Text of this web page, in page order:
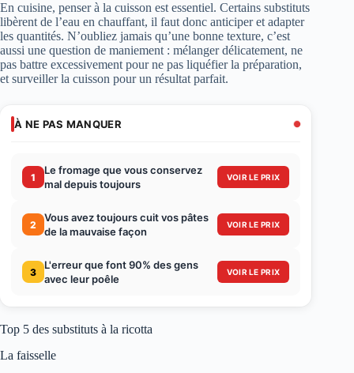
En cuisine, penser à la cuisson est essentiel. Certains substituts
libèrent de l’eau en chauffant, il faut donc anticiper et adapter
les quantités. N’oubliez jamais qu’une bonne texture, c’est
aussi une question de maniement : mélanger délicatement, ne
pas battre excessivement pour ne pas liquéfier la préparation,
et surveiller la cuisson pour un résultat parfait.
À NE PAS MANQUER
1
Le fromage que vous conservez
mal depuis toujours
VOIR LE PRIX
2
Vous avez toujours cuit vos pâtes
de la mauvaise façon
VOIR LE PRIX
3
L'erreur que font 90% des gens
avec leur poêle
VOIR LE PRIX
Top 5 des substituts à la ricotta
La faisselle